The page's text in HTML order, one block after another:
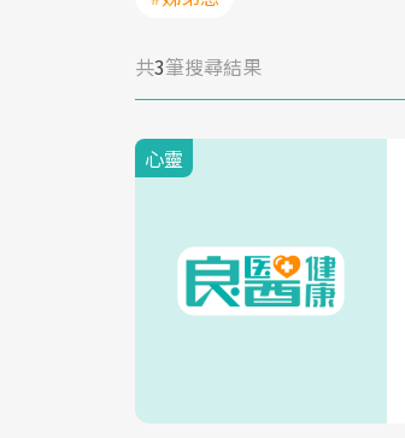
共3筆搜尋結果
心靈